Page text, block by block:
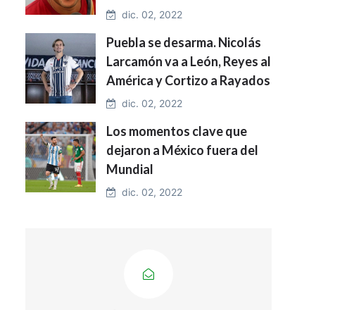
dic. 02, 2022
Puebla se desarma. Nicolás
Larcamón va a León, Reyes al
América y Cortizo a Rayados
dic. 02, 2022
Los momentos clave que
dejaron a México fuera del
Mundial
dic. 02, 2022